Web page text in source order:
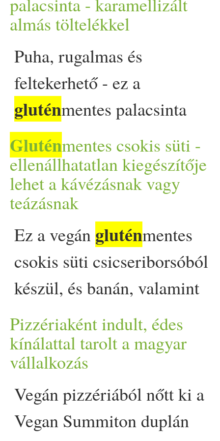
főszereplőként is. Ezt…
ízesítéssel -glutén
alatt appeared first on Prove.
almás töltelékkel
Puha, rugalmas és
feltekerhető - ez a
gluténmentes palacsinta
karamellizált almás
töltelékkel bizonyítja: az
érzékenység vagy éppen a
tudatos étkezés nem feltétlen
jelent lemondást. A
generációkon átívelő
kedvenc, és mindig képes új
arcát mutatni. Ez a vegán,
gluténmentes változat
bizonyítja, hogy a klasszikus
fogásokról sem kell
lemondani - akkor sem, ha
Gluténmentes csokis süti -
ellenállhatatlan kiegészítője
lehet a kávézásnak vagy
teázásnak
Ez a vegán gluténmentes
csokis süti csicseriborsóból
készül, és banán, valamint
juharszirup édesíti. Megállja
a helyét a gyerek
uzsonnásdobozában, de a
frissen készült kávé oldalán
is. Felejtsd el mindazt, amit
Pizzériaként indult, édes
kínálattal tarolt a magyar
vállalkozás
Vegán pizzériából nőtt ki a
Vegan Summiton duplán